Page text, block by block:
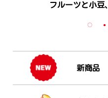
フルーツと小豆
新商品